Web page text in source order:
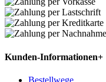
Kunden-Informationen+
Bestellwege